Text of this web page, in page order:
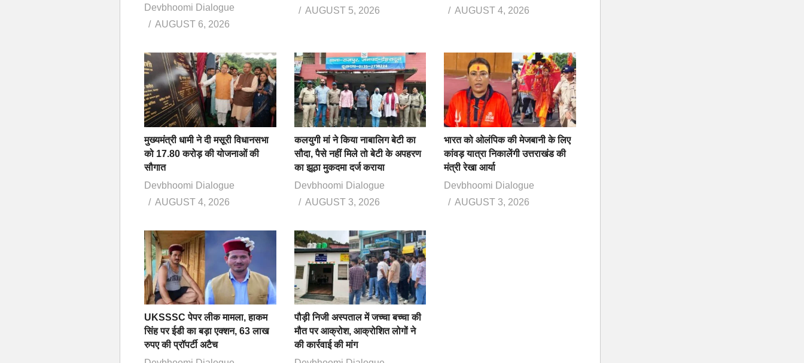
Devbhoomi Dialogue
AUGUST 6, 2026
AUGUST 5, 2026
AUGUST 4, 2026
मुख्यमंत्री धामी ने दी मसूरी विधानसभा
को 17.80 करोड़ की योजनाओं की
सौगात
Devbhoomi Dialogue
AUGUST 4, 2026
कलयुगी मां ने किया नाबालिग बेटी का
सौदा, पैसे नहीं मिले तो बेटी के अपहरण
का झूठा मुकदमा दर्ज कराया
Devbhoomi Dialogue
AUGUST 3, 2026
भारत को ओलंपिक की मेजबानी के लिए
कांवड़ यात्रा निकालेंगी उत्तराखंड की
मंत्री रेखा आर्या
Devbhoomi Dialogue
AUGUST 3, 2026
UKSSSC पेपर लीक मामला, हाकम
सिंह पर ईडी का बड़ा एक्शन, 63 लाख
रुपए की प्रॉपर्टी अटैच
पौड़ी निजी अस्पताल में जच्चा बच्चा की
मौत पर आक्रोश, आक्रोशित लोगों ने
की कार्रवाई की मांग